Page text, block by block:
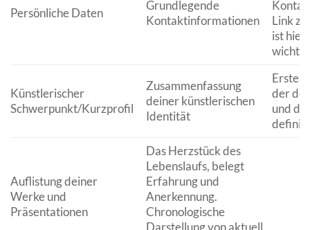
Persönliche Daten
Grundlegende
Kontaktinformationen
Link
ist hier
Künstlerischer
Schwerpunkt/Kurzprofil
Zusammenfassung
deiner künstlerischen
Identität
Erster
der
und
Auflistung deiner
Werke und
Präsentationen
Das Herzstück des
Lebenslaufs, belegt
Erfahrung und
Anerkennung.
Chronologische
Darstellung von aktuell